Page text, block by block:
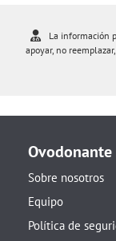
La información
apoyar, no
Ovodonante
Sobre nosotros
Equipo
Política de